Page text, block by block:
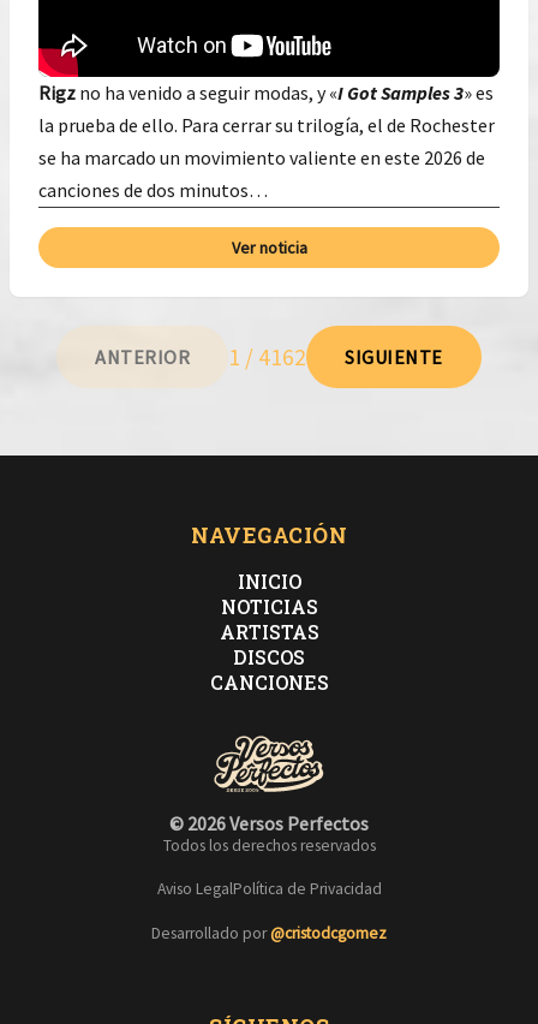
Rigz no ha venido a seguir modas, y «I Got Samples 3» es
la prueba de ello. Para cerrar su trilogía, el de Rochester
se ha marcado un movimiento valiente en este 2026 de
canciones de dos minutos…
Ver noticia
ANTERIOR 1 / 4162 SIGUIENTE
NAVEGACIÓN
INICIO
NOTICIAS
ARTISTAS
DISCOS
CANCIONES
© 2026 Versos Perfectos
Todos los derechos reservados
Aviso LegalPolítica de Privacidad
Desarrollado por@cristodcgomez